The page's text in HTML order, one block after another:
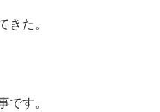
きた。
です。